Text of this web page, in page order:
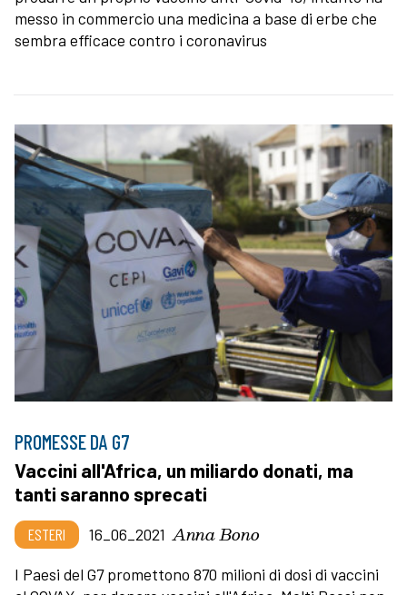
messo in commercio una medicina a base di erbe che
sembra efficace contro i coronavirus
PROMESSE DA G7
Vaccini all'Africa, un miliardo donati, ma
tanti saranno sprecati
ESTERI 16_06_2021 Anna Bono
I Paesi del G7 promettono 870 milioni di dosi di vaccini